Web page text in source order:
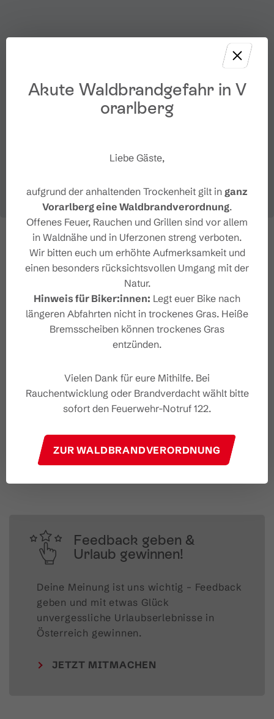
Feedback geben &
Urlaub gewinnen!
Deine Meinung ist uns wichtig – Feedback
geben und mit etwas Glück
unvergessliche Urlaubserlebnisse in
Österreich gewinnen.
JETZT MITMACHEN
Akute Waldbrandgefahr in V
orarlberg
Liebe Gäste,
aufgrund der anhaltenden Trockenheit gilt in ganz
Vorarlberg eine Waldbrandverordnung.
Offenes Feuer, Rauchen und Grillen sind vor allem
in Waldnähe und in Uferzonen streng verboten.
Wir bitten euch um erhöhte Aufmerksamkeit und
einen besonders rücksichtsvollen Umgang mit der
Natur.
Hinweis für Biker:innen: Legt euer Bike nach
längeren Abfahrten nicht in trockenes Gras. Heiße
Bremsscheiben können trockenes Gras
entzünden.
Vielen Dank für eure Mithilfe. Bei
Rauchentwicklung oder Brandverdacht wählt bitte
sofort den Feuerwehr-Notruf 122.
ZUR WALDBRANDVERORDNUNG